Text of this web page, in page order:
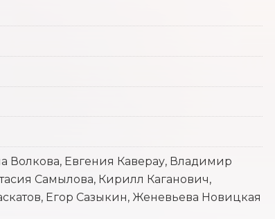
Волкова, Евгения Каверау, Владимир
Самылова, Кирилл Каганович,
Егор Сазыкин, Женевьева Новицкая